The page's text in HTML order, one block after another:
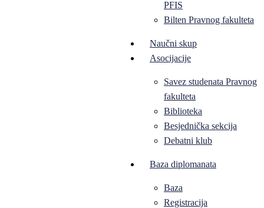
PFIS
Bilten Pravnog fakulteta
Naučni skup
Asocijacije
Savez studenata Pravnog
fakulteta
Biblioteka
Besjednička sekcija
Debatni klub
Baza diplomanata
Baza
Registracija